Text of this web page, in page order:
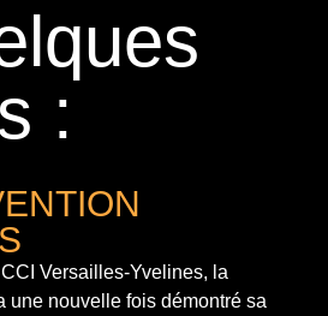
:
Versailles-Yvelines, la
une nouvelle fois démontré sa